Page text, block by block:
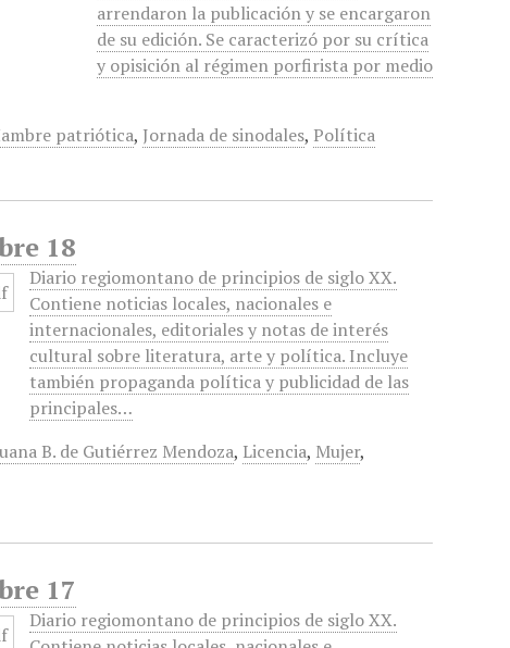
arrendaron la publicación y se encargaron
de su edición. Se caracterizó por su crítica
y opisición al régimen porfirista por medio
patriótica, Jornada de sinodales, Política
18
Diario regiomontano de principios de siglo XX.
Contiene noticias locales, nacionales e
internacionales, editoriales y notas de interés
cultural sobre literatura, arte y política. Incluye
también propaganda política y publicidad de las
principales…
B. de Gutiérrez Mendoza, Licencia, Mujer,
17
Diario regiomontano de principios de siglo XX.